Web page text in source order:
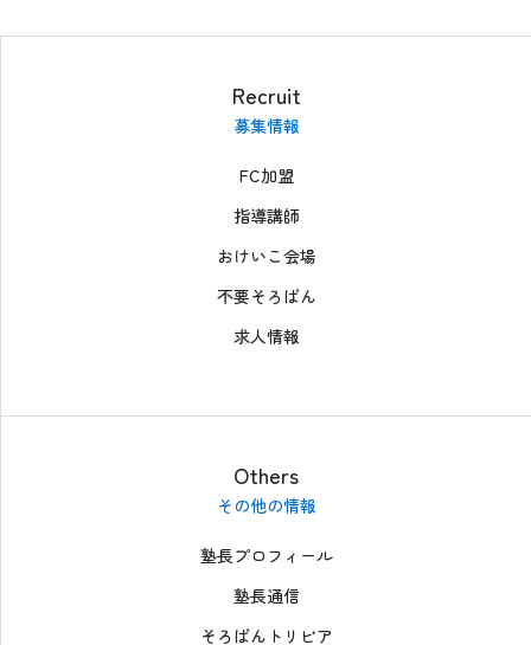
Recruit
募集情報
FC加盟
指導講師
おけいこ会場
不要そろばん
求人情報
Others
その他の情報
塾長プロフィール
塾長通信
そろばんトリビア